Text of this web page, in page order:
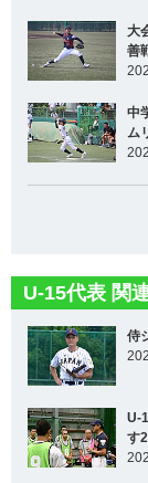
大
善
中
ム
U-15代表 関
侍
U-
す